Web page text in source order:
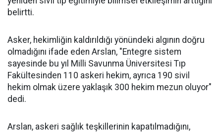
belirtti.
Asker, hekimliğin kaldırıldığı yönündeki algının doğru
olmadığını ifade eden Arslan, "Entegre sistem
sayesinde bu yıl Milli Savunma Üniversitesi Tıp
Fakültesinden 110 askeri hekim, ayrıca 190 sivil
hekim olmak üzere yaklaşık 300 hekim mezun oluyor"
dedi.
Arslan, askeri sağlık teşkillerinin kapatılmadığını,